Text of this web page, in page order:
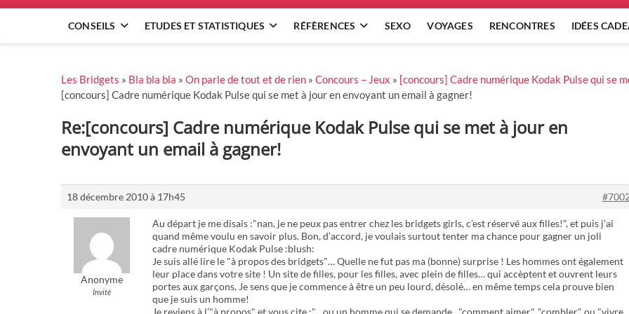
CONSEILS ETUDES ET STATISTIQUES RÉFÈRENCES SEXO VOYAGES RENCONTRES IDÉES
Les Bridgets » Bla bla bla » On parle de tout et de rien » Concours – Jeux » [concours] Cadre numérique Kodak Pulse qui se
[concours] Cadre numérique Kodak Pulse qui se met à jour en envoyant un email à gagner!
Re:[concours] Cadre numérique Kodak Pulse qui se met à jour en
envoyant un email à gagner!
18 décembre 2010 à 17h45 #7002
Anonyme
Invité
Au départ je me disais :"nan, je ne peux pas entrer chez les bridgets girls, c’est réservé aux filles!", et puis j’ai
quand même voulu en savoir plus. Bon, d’accord, je voulais surtout tenter ma chance pour gagner un joli
cadre numérique Kodak Pulse :blush:
Je suis allé lire le "à propos des bridgets"… Quelle ne fut pas ma (bonne) surprise ! Les hommes ont également
leur place dans votre site ! Un site de filles, pour les filles, avec plein de filles… qui accèptent et ouvrent leurs
portes aux garçons. Je sens que je commence à être un peu lourd, désolé… en même temps cela prouve bien
que je suis un homme!
Je reviens à l’"à propos" et vous cite :"…ou un homme qui se demande , "comment aimer" ,"combler" ou "vivre